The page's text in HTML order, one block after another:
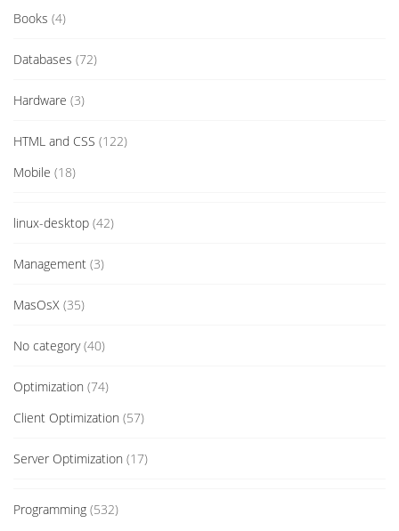
Books (4)
Databases (72)
Hardware (3)
HTML and CSS (122)
Mobile (18)
linux-desktop (42)
Management (3)
MasOsX (35)
No category(40)
Optimization (74)
Client Optimization (57)
Server Optimization (17)
Programming (532)